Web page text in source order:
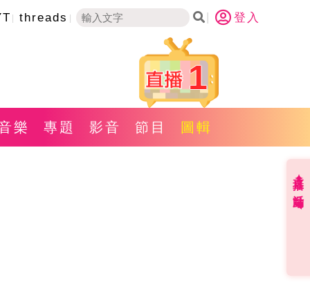
threads 登入
1
樂 專題 影音 節目 圖輯
直播✦活動